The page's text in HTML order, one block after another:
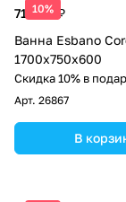
10%
71 400 ₽
Ванна Esbano
1700x750x600
Скидка 10% в
Арт. 26867
В